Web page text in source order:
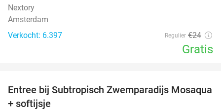
Nextory
Amsterdam
Verkocht: 6.397
Regulier €24
Gratis
25%
Entree bij Subtropisch Zwemparadijs Mosaqua
+ softijsje